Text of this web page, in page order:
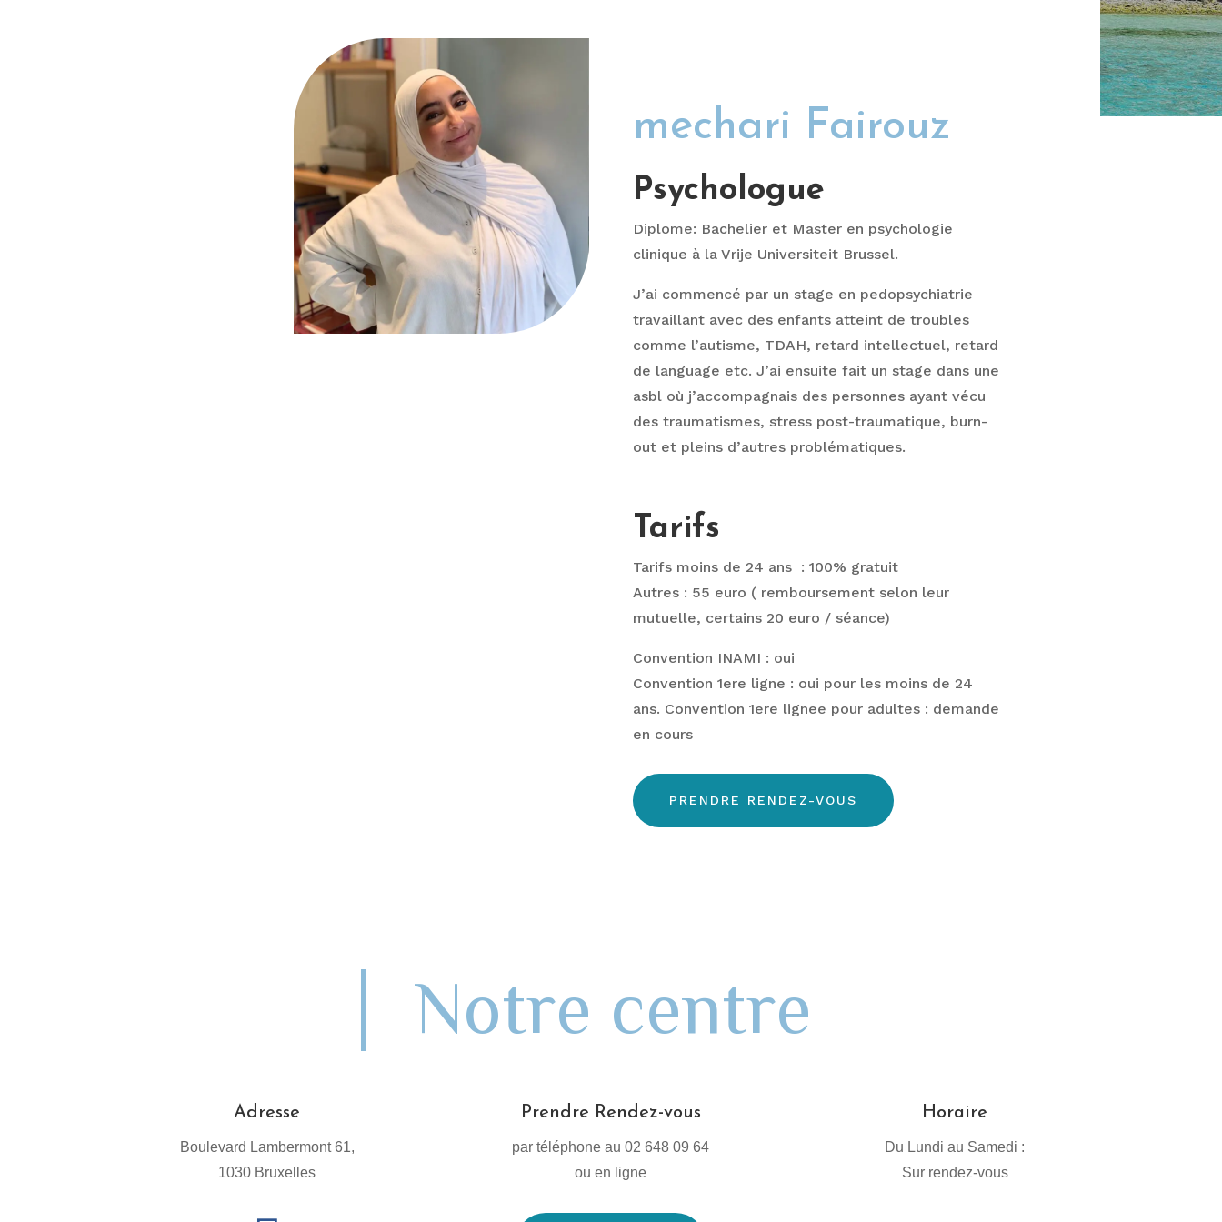
mechari Fairouz
Psychologue
Diplome: Bachelier et Master en psychologie
clinique à la Vrije Universiteit Brussel.
J’ai commencé par un stage en pedopsychiatrie
travaillant avec des enfants atteint de troubles
comme l’autisme, TDAH, retard intellectuel, retard
de language etc. J’ai ensuite fait un stage dans une
asbl où j’accompagnais des personnes ayant vécu
des traumatismes, stress post-traumatique, burn-
out et pleins d’autres problématiques.
Tarifs
Tarifs moins de 24 ans : 100% gratuit
Autres : 55 euro ( remboursement selon leur
mutuelle, certains 20 euro / séance)
Convention INAMI : oui
Convention 1ere ligne : oui pour les moins de 24
ans. Convention 1ere lignee pour adultes : demande
en cours
PRENDRE RENDEZ-VOUS
Notre centre
Adresse
Boulevard Lambermont 61,
1030 Bruxelles
Prendre Rendez-vous
par téléphone au 02 648 09 64
ou en ligne
Horaire
Du Lundi au Samedi :
Sur rendez-vous